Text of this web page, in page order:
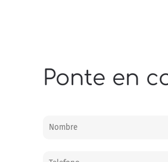
Ponte en